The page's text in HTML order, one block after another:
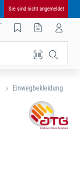
Sie sind nicht angemeldet
Einwegbekleidung